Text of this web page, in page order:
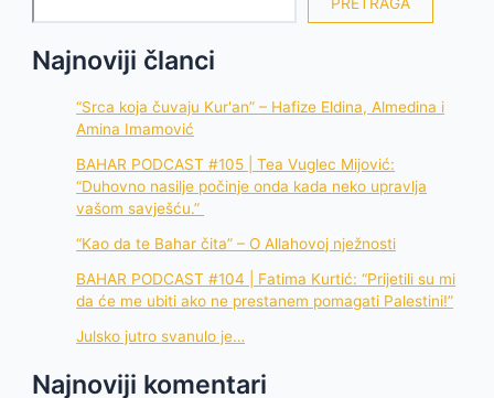
Najnoviji članci
“Srca koja čuvaju Kur'an” – Hafize Eldina, Almedina i
Amina Imamović
BAHAR PODCAST #105 | Tea Vuglec Mijović:
“Duhovno nasilje počinje onda kada neko upravlja
vašom savješću.”
“Kao da te Bahar čita” – O Allahovoj nježnosti
BAHAR PODCAST #104 | Fatima Kurtić: “Prijetili su mi
da će me ubiti ako ne prestanem pomagati Palestini!”
Julsko jutro svanulo je…
Najnoviji komentari